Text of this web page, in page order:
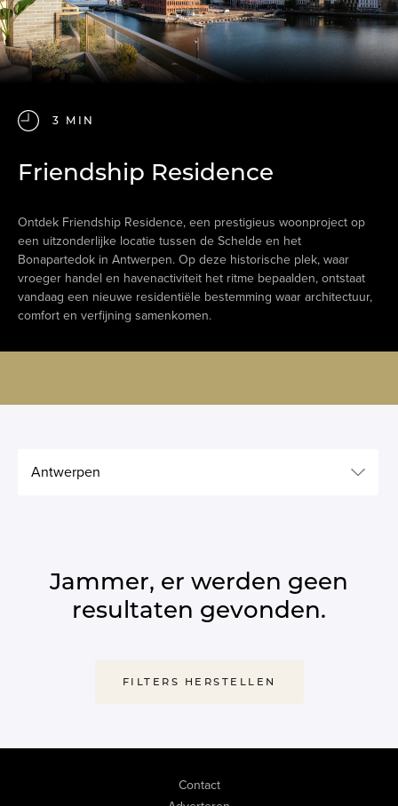
3 MIN
Friendship Residence
Ontdek Friendship Residence, een prestigieus woonproject op
een uitzonderlijke locatie tussen de Schelde en het
Bonapartedok in Antwerpen. Op deze historische plek, waar
vroeger handel en havenactiviteit het ritme bepaalden, ontstaat
vandaag een nieuwe residentiële bestemming waar architectuur,
comfort en verfijning samenkomen.
Antwerpen
Jammer, er werden geen
resultaten gevonden.
FILTERS HERSTELLEN
Contact